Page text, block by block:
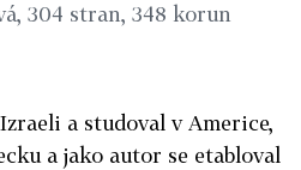
304 stran, 348 korun
a studoval v Americe,
a jako autor se etabloval